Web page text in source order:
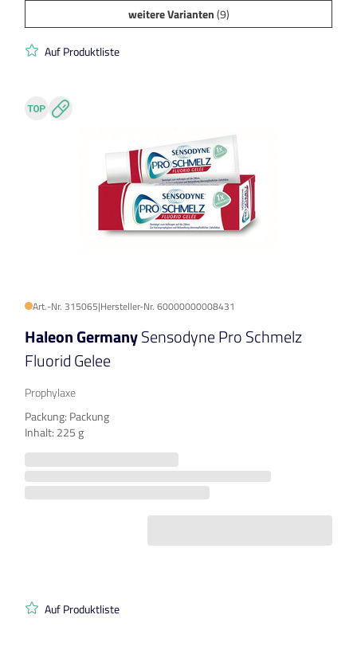
weitere Varianten(9)
Auf Produktliste
Art.-Nr. 315065|Hersteller-Nr. 60000000008431
Haleon GermanySensodyne Pro Schmelz
Fluorid Gelee
Prophylaxe
Packung: Packung
Inhalt: 225 g
Auf Produktliste